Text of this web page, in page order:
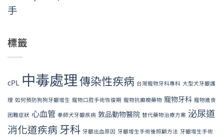
手
標籤
cPL 中毒處理傳染性疾病 台灣寵物牙科專科 大型犬牙齦護
理 如何預防狗狗牙齦增生 寵物口腔手術恢復期 寵物抗癲癇藥物 寵物牙科 寵物進食
困難症狀 心血管 拳師犬牙齦疾病 敦品動物醫院 替代藥物治療方案 泌尿道
消化道疾病 牙科 牙齦出血原因 牙齦增生手術後照顧方法 牙齦增生手術